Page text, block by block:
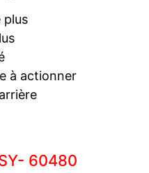
plus
à actionner
60480